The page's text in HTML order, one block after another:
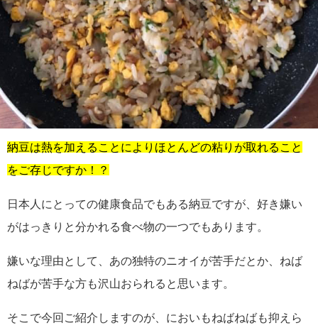
納豆は熱を加えることによりほとんどの粘りが取れること
をご存じですか！？
日本人にとっての健康食品でもある納豆ですが、好き嫌い
がはっきりと分かれる食べ物の一つでもあります。
嫌いな理由として、あの独特のニオイが苦手だとか、ねば
ねばが苦手な方も沢山おられると思います。
そこで今回ご紹介しますのが、においもねばねばも抑えら